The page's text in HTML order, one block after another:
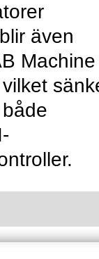
även
Machine